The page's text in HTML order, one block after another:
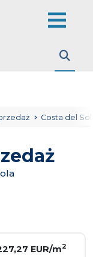
Costa del Sol
EUR/m2